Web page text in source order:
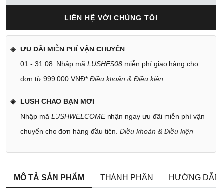
LIÊN HỆ VỚI CHÚNG TÔI
ƯU ĐÃI MIỄN PHÍ VẬN CHUYỂN
01 - 31.08: Nhập mã LUSHFS08 miễn phí giao hàng cho
đơn từ 999.000 VNĐ* Điều khoản & Điều kiện
LUSH CHÀO BẠN MỚI
Nhập mã LUSHWELCOMEnhận ngay ưu đãi miễn phí vận
chuyển cho đơn hàng đầu tiên. Điều khoản & Điều kiện
MÔ TẢ SẢN PHẨM THÀNH PHẦN HƯỚNG